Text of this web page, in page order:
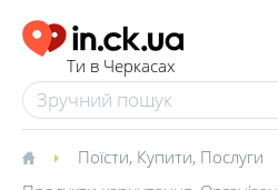
Ти в Черкасах
Поїсти, Купити, Послуги